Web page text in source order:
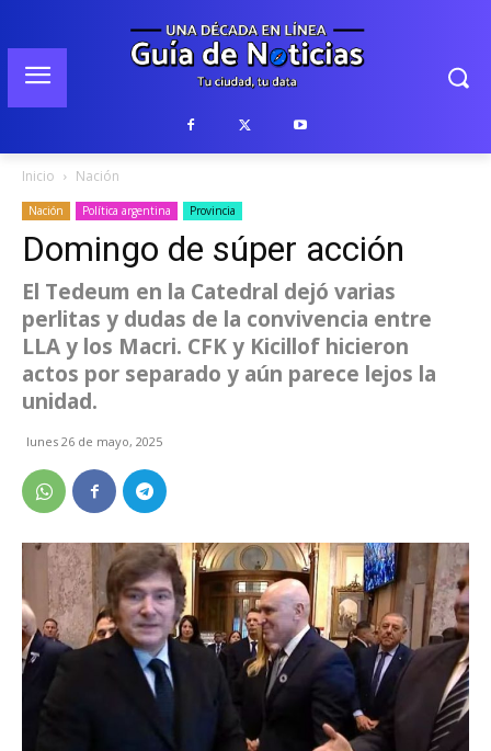
Inicio Nación
Nación Política argentina Provincia
Domingo de súper acción
El Tedeum en la Catedral dejó varias
perlitas y dudas de la convivencia entre
LLA y los Macri. CFK y Kicillof hicieron
actos por separado y aún parece lejos la
unidad.
lunes 26 de mayo, 2025